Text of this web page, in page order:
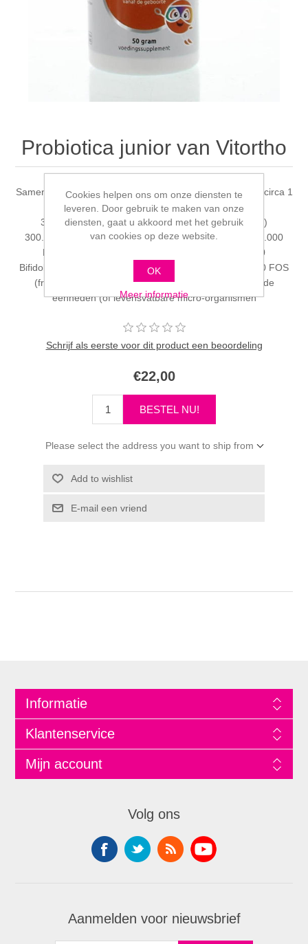
Probiotica junior van Vitortho
Samenstelling per dagdosering van een halve theelepel (circa 1
gram): KVE* Lactobacillus acidophilus (LMG 8151)
300.000.000 Lactobacillus rhamnosus (LMG 25626)
300.000.000 Lactobacillus reuteri (LMG 9213) 300.000.000
Bifidobacterium ingantis (LMG 25627) 300.000.000
Bifidobacteriumanimalis lactis (LMG 18134) 300.000.000 FOS
(fructo oligosacharide) 135mg *KVE= Kolonievormende
eenheden (of levensvatbare micro-organismen
Schrijf als eerste voor dit product een beoordeling
€22,00
Please select the address you want to ship from
Informatie
Klantenservice
Mijn account
Volg ons
Aanmelden voor nieuwsbrief
Cookies helpen ons om onze diensten te
leveren. Door gebruik te maken van onze
diensten, gaat u akkoord met het gebruik
van cookies op deze website.
OK
Meer informatie